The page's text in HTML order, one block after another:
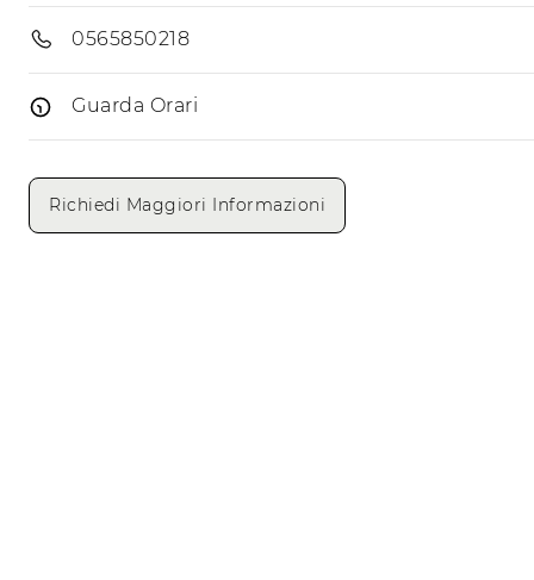
0565850218
Guarda Orari
Lunedì
Richiedi Maggiori Informazioni